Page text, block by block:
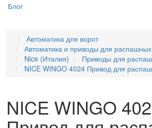
Блог
Автоматика для ворот
Автоматика и приводы для
Nice (Италия)
Приводы для
NICE WINGO 4024 Привод для
NICE WINGO